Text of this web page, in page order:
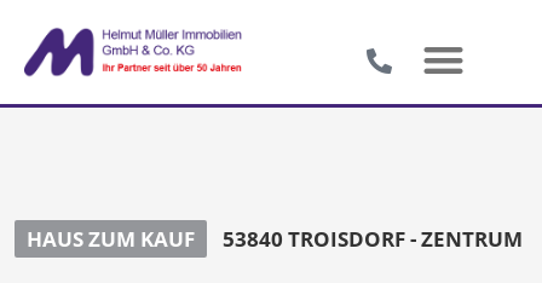
HAUS ZUM KAUF 53840 TROISDORF - ZENTRUM